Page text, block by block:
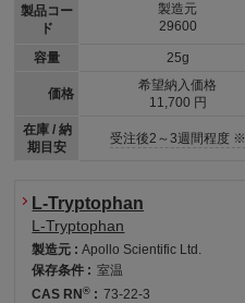
製品コー
ド
容量
価格
在庫 / 納
期目安
製造元
29600
25g
希望納入価格
11,700 円
受注後2～3週間程度 ※
L-Tryptophan
L-Tryptophan
製造元 :Apollo Scientific Ltd.
保存条件 : 室温
CAS RN® : 73-22-3